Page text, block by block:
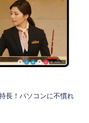
長！パソコンに不慣れ